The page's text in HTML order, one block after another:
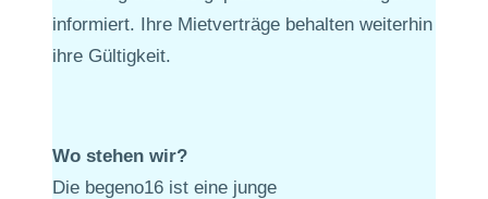
informiert. Ihre Mietverträge behalten weiterhin
ihre Gültigkeit.
Wo stehen wir?
Die begeno16 ist eine junge